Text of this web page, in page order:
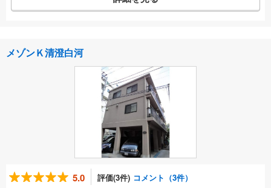
メゾンＫ清澄白河
5.0 評価(3件) コメント（3件）